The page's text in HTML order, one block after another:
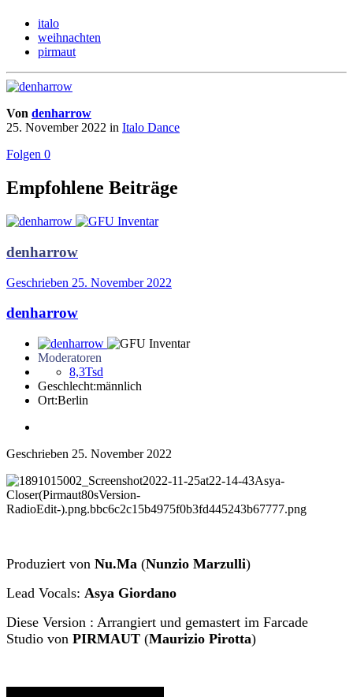
italo
weihnachten
pirmaut
Von denharrow
25. November 2022 in Italo Dance
Folgen 0
Empfohlene Beiträge
denharrow
Geschrieben 25. November 2022
denharrow
Moderatoren
8,3Tsd
Geschlecht:männlich
Ort:Berlin
Geschrieben 25. November 2022
Produziert von Nu.Ma (Nunzio Marzulli)
Lead Vocals: Asya Giordano
Diese Version : Arrangiert und gemastert im Farcade
Studio von PIRMAUT (Maurizio Pirotta)